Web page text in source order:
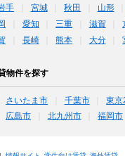
手 宮城 秋田 山形
愛知 三重 滋賀
長崎 熊本 大分
物件を探す
さいたま市 千葉市 東京
広島市 北九州市 福岡市